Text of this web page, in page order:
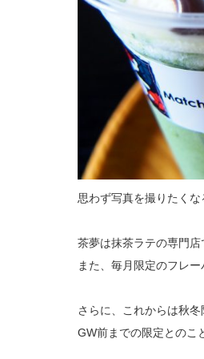
思わず写真を撮りたくな
茶夢は抹茶ラテの専門
また、毎月限定のフレー
さらに、これからは秋冬
GW前までの限定とのこ